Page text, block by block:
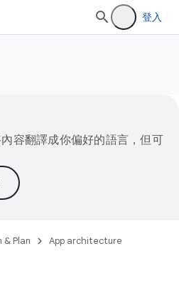
登入
容翻譯成你偏好的語言，但可
& Plan App architecture